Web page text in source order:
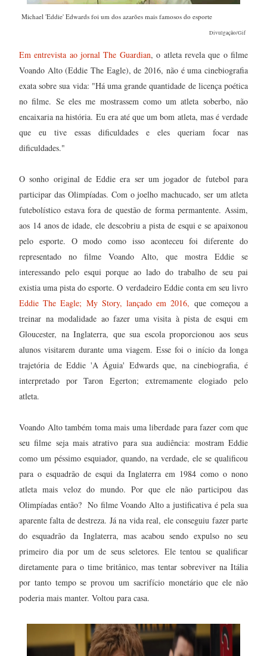
Michael 'Eddie' Edwards foi um dos azarões mais famosos do esporte
Divulgação/Gif
Em entrevista ao jornal The Guardian, o atleta revela que o filme
Voando Alto (Eddie The Eagle), de 2016, não é uma cinebiografia
exata sobre sua vida: "Há uma grande quantidade de licença poética
no filme. Se eles me mostrassem como um atleta soberbo, não
encaixaria na história. Eu era até que um bom atleta, mas é verdade
que eu tive essas dificuldades e eles queriam focar nas
dificuldades."
O sonho original de Eddie era ser um jogador de futebol para
participar das Olimpíadas. Com o joelho machucado, ser um atleta
futebolístico estava fora de questão de forma permantente. Assim,
aos 14 anos de idade, ele descobriu a pista de esqui e se apaixonou
pelo esporte. O modo como isso aconteceu foi diferente do
representado no filme Voando Alto, que mostra Eddie se
interessando pelo esqui porque ao lado do trabalho de seu pai
existia uma pista do esporte. O verdadeiro Eddie conta em seu livro
Eddie The Eagle; My Story, lançado em 2016, que começou a
treinar na modalidade ao fazer uma visita à pista de esqui em
Gloucester, na Inglaterra, que sua escola proporcionou aos seus
alunos visitarem durante uma viagem. Esse foi o início da longa
trajetória de Eddie 'A Águia' Edwards que, na cinebiografia, é
interpretado por Taron Egerton; extremamente elogiado pelo
atleta.
Voando Alto também toma mais uma liberdade para fazer com que
seu filme seja mais atrativo para sua audiência: mostram Eddie
como um péssimo esquiador, quando, na verdade, ele se qualificou
para o esquadrão de esqui da Inglaterra em 1984 como o nono
atleta mais veloz do mundo. Por que ele não participou das
Olimpíadas então? No filme Voando Alto a justificativa é pela sua
aparente falta de destreza. Já na vida real, ele conseguiu fazer parte
do esquadrão da Inglaterra, mas acabou sendo expulso no seu
primeiro dia por um de seus seletores. Ele tentou se qualificar
diretamente para o time britânico, mas tentar sobreviver na Itália
por tanto tempo se provou um sacrifício monetário que ele não
poderia mais manter. Voltou para casa.